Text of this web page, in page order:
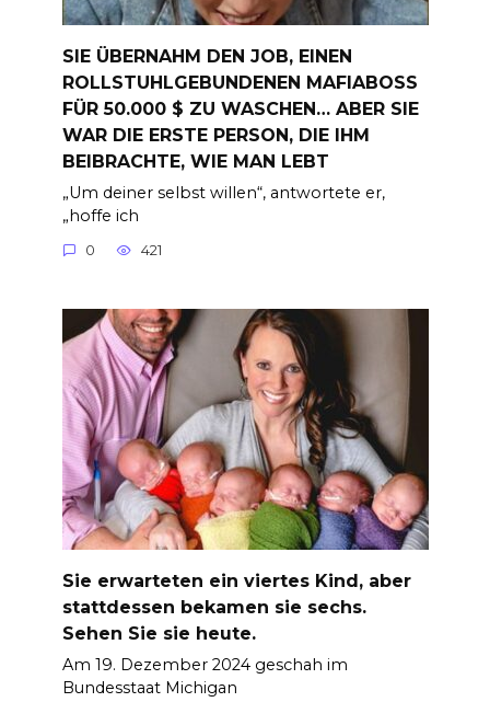
SIE ÜBERNAHM DEN JOB, EINEN
ROLLSTUHLGEBUNDENEN MAFIABOSS
FÜR 50.000 $ ZU WASCHEN… ABER SIE
WAR DIE ERSTE PERSON, DIE IHM
BEIBRACHTE, WIE MAN LEBT
„Um deiner selbst willen“, antwortete er,
„hoffe ich
0 421
Sie erwarteten ein viertes Kind, aber
stattdessen bekamen sie sechs.
Sehen Sie sie heute.
Am 19. Dezember 2024 geschah im
Bundesstaat Michigan